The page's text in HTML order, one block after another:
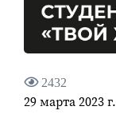
2432
29 марта 2023 г.